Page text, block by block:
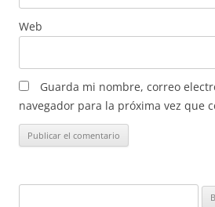
Web
Guarda mi nombre, correo
navegador para la próxima vez que